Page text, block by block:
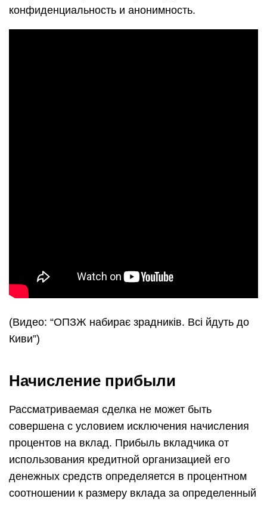
конфиденциальность и анонимность.
(Видео: “ОПЗЖ набирає зрадників. Всі йдуть до
Киви”)
Начисление прибыли
Рассматриваемая сделка не может быть
совершена с условием исключения начисления
процентов на вклад. Прибыль вкладчика от
использования кредитной организацией его
денежных средств определяется в процентном
соотношении к размеру вклада за определенный